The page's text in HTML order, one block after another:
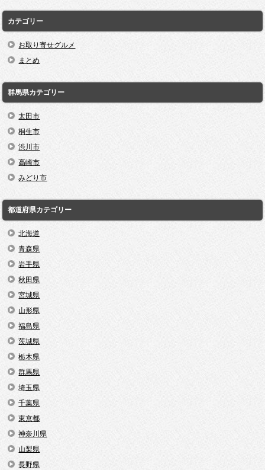
カテゴリー
お取り寄せグルメ
まとめ
群馬県カテゴリー
太田市
桐生市
渋川市
高崎市
みどり市
都道府県カテゴリー
北海道
青森県
岩手県
秋田県
宮城県
山形県
福島県
茨城県
栃木県
群馬県
埼玉県
千葉県
東京都
神奈川県
山梨県
長野県